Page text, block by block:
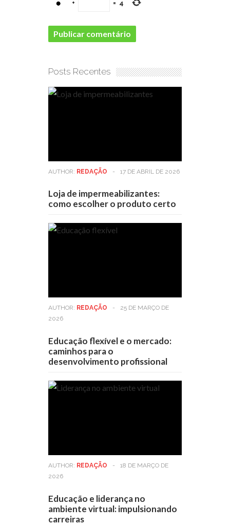
+ = 4
Posts Recentes
AUTHOR: REDAÇÃO - 17 DE ABRIL DE 2026
Loja de impermeabilizantes:
como escolher o produto certo
AUTHOR: REDAÇÃO -
25 DE MARÇO DE
2026
Educação flexível e o mercado:
caminhos para o
desenvolvimento profissional
AUTHOR: REDAÇÃO -
18 DE MARÇO DE
2026
Educação e liderança no
ambiente virtual: impulsionando
carreiras